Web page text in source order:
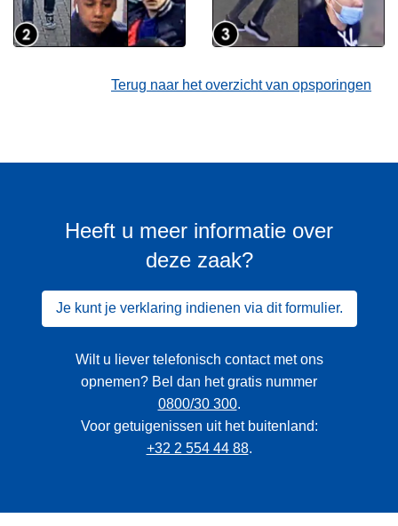
Terug naar het overzicht van opsporingen
Heeft u meer informatie over
deze zaak?
Je kunt je verklaring indienen via dit formulier.
Wilt u liever telefonisch contact met ons
opnemen? Bel dan het gratis nummer
0800/30 300.
Voor getuigenissen uit het buitenland:
+32 2 554 44 88.